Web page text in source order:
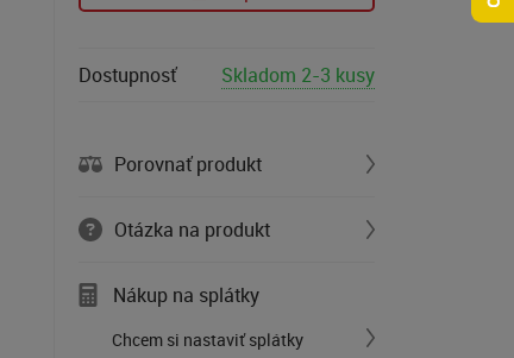
Dostupnosť Skladom 2-3 kusy
Porovnať produkt
Otázka na produkt
Nákup na splátky
Chcem si nastaviť splátky